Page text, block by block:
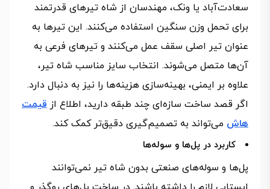
سعادت‌آباد یا ونک، مهندسان از شاه تیرهای قدرتمند
برای تحمل وزن سنگین استفاده می‌کنند. این تیرها به‌
عنوان تیر اصلی سقف عمل می‌کنند و تیرهای فرعی به
آن‌ها متصل می‌شوند. انتخاب سایز مناسب شاه تیر،
علاوه‌ بر ایمنی، بهینه‌سازی هزینه‌ها را نیز به‌ دنبال دارد.
اگر قصد ساخت سازه‌ای چند طبقه دارید، اطلاع از قیمت
هاش می‌تواند به تصمیم‌گیری دقیق‌تر کمک کند.
کاربرد در پل‌ها و سوله‌ها
پل‌ها و سوله‌های صنعتی بدون شاه تیر نمی‌توانند